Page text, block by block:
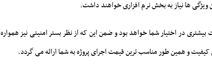
ها نیاز به بخش نرم افزاری خواهند داشت.
بیشتری در اختیار شما خواهد بود و ضمن این که از نظر بستر امنیتی نیز همواره
کیفیت و همین طور مناسب ترین قیمت اجرای پروژه به شما ارائه می گردد.